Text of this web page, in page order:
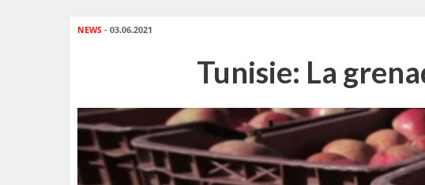
NEWS - 03.06.2021
Tunisie: La